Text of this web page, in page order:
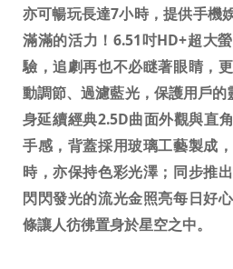
亦可暢玩長達7小時，提供手機
滿滿的活力！ 6.51吋HD+超大
驗，追劇再也不必瞇著眼睛，
動調節、過濾藍光，保護用戶的
身延續經典2.5D曲面外觀與直
手感， 背蓋採用玻璃工藝製成
時，亦保持色彩光澤；同步推
閃閃發光的流光金照亮每日好
條讓人彷彿置身於星空之中。